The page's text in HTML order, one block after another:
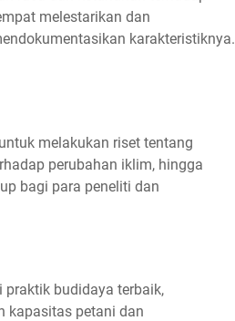
melestarikan dan
karakteristiknya.
melakukan riset tentang
perubahan iklim, hingga
bagi para peneliti dan
praktik budidaya terbaik,
kapasitas petani dan